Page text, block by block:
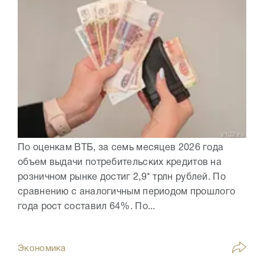
По оценкам ВТБ, за семь месяцев 2026 года
объем выдачи потребительских кредитов на
розничном рынке достиг 2,9* трлн рублей. По
сравнению с аналогичным периодом прошлого
года рост составил 64%. По...
Экономика